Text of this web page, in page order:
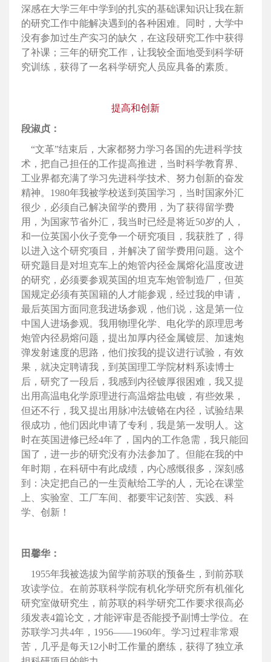
深感在大学三年中学到的扎实的基础课知识让我在新
的研究工作中能解决遇到的各种困难。同时，大学中
没有参加过生产实习的缺欠，在这段研究工作中获得
了补课；三年的研究工作，让我较全面地受到科学研
究训练，获得了一名科学研究人员应具备的素质。
提高和创新
段淑贞：
“文革”结束后，大家都努力学习各国的先进科学技
术，把自己担任的工作提高推进，当时科学教育界、
工业界都充满了学习先进科学技术、努力创新的奋发
精神。1980年我被学校送到英国学习，当时国家外汇
很少，必须自己解决留学的费用，为了获得留学费
用，为国家节省外汇，我当时已经是将近50岁的人，
和一位英国小伙子竞争一个研究项目，我获胜了，得
以进入这个研究项目，并解决了留学费用问题。这个
研究题目是对坦克车上的炮管内径金属熔化温度改进
的研究，必须要参观英国的坦克车炮管制造厂，但英
国规定必须有英国籍的人才能参观，经过我的申请，
最后英国方面同意我进场参观，他们说，这是第一位
中国人进场参观。我用物理化学、电化学的原理思考
炮管内径易熔问题，提出加厚内径金属镀层、加速炮
弹发射速度的思路，他们按我的提议进行试验，有效
果，就决定聘请我，到英国理工学院材料系读博士
后，研究了一段后，我感到内径镀厚很困难，我又提
出用高温电化学原理进行高温熔盐电镀，有些效果，
但还不行，我又提出用脉冲法镀铬在内径，试验结果
很成功，他们因此申请了专利，我是第一发明人。这
时在英国进修已经4年了，国内的工作急需，我只能回
国了，进一步的研究没有办法参加了。但能在我的中
年时期，在科研中有此成绩，内心感慨很多，深刻感
到：决定把自己的一生贡献给工学的人，无论在课堂
上、实验室、工厂车间、都要牢记刻苦、实践、科
学、创新！
田馨华：
1955年我被选拔为留学前苏联的预备生，到前苏联
攻读学位。在前苏联科学院有机化学研究所有机催化
研究室做研究生，前苏联的科学研究工作要求很高必
须发表4篇论文，才能评审是否能授予副博士学位。在
苏联学习共4年，1956——1960年。学习过程非常艰
苦，几乎是每天12小时工作量的磨练，获得了独立承